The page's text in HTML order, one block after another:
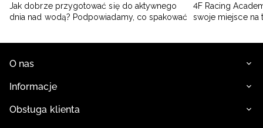
Jak dobrze przygotować się do aktywnego
dnia nad wodą? Podpowiadamy, co spakować
4F Racing
swoje miejsce na
O nas
Informacje
Obsługa klienta